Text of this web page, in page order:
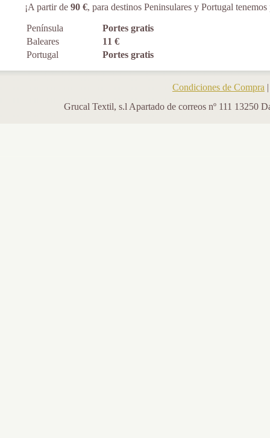
¡A partir de 90 €, para destinos Peninsulares y Portugal
Península
Portes gratis
Baleares
11 €
Portugal
Portes gratis
Condiciones de Compra
Grucal Textil, s.l Apartado de correos nº 111 13250